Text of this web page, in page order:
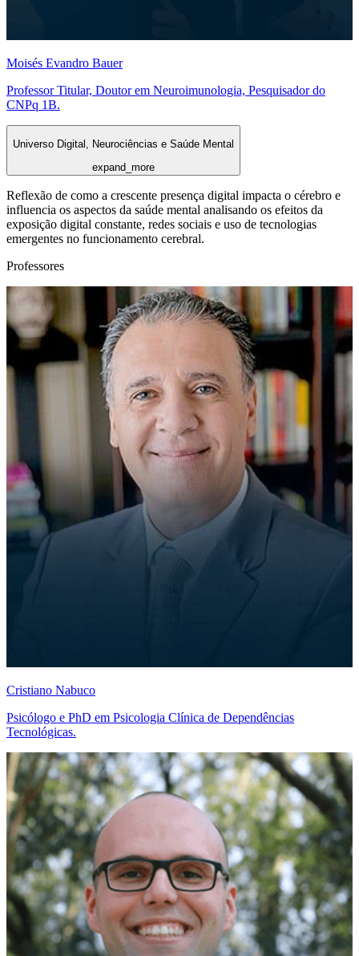
Moisés Evandro Bauer
Professor Titular, Doutor em Neuroimunologia, Pesquisador do
CNPq 1B.
Universo Digital, Neurociências e Saúde Mental
expand_more
Reflexão de como a crescente presença digital impacta o cérebro e
influencia os aspectos da saúde mental analisando os efeitos da
exposição digital constante, redes sociais e uso de tecnologias
emergentes no funcionamento cerebral.
Professores
Cristiano Nabuco
Psicólogo e PhD em Psicologia Clínica de Dependências
Tecnológicas.